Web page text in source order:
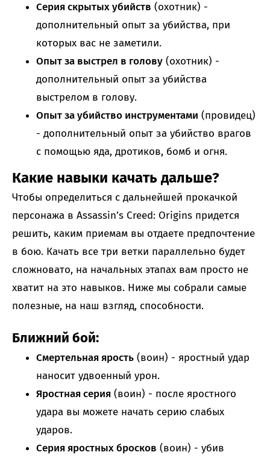
Серия скрытых убийств (охотник) -
дополнительный опыт за убийства, при
которых вас не заметили.
Опыт за выстрел в голову (охотник) -
дополнительный опыт за убийства
выстрелом в голову.
Опыт за убийство инструментами (провидец)
- дополнительный опыт за убийство врагов
с помощью яда, дротиков, бомб и огня.
Какие навыки качать дальше?
Чтобы определиться с дальнейшей прокачкой
персонажа в Assassin’s Creed: Origins придется
решить, каким приемам вы отдаете предпочтение
в бою. Качать все три ветки параллельно будет
сложновато, на начальных этапах вам просто не
хватит на это навыков. Ниже мы собрали самые
полезные, на наш взгляд, способности.
Ближний бой:
Смертельная ярость (воин) - яростный удар
наносит удвоенный урон.
Яростная серия (воин) - после яростного
удара вы можете начать серию слабых
ударов.
Серия яростных бросков (воин) - убив